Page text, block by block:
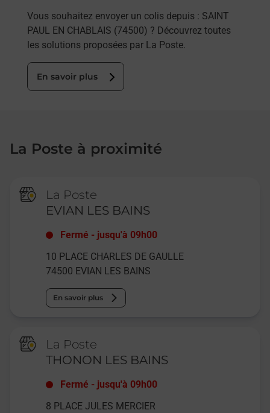
Vous souhaitez envoyer un colis depuis : SAINT
PAUL EN CHABLAIS (74500) ? Découvrez toutes
les solutions proposées par La Poste.
En savoir plus
La Poste à proximité
La Poste
EVIAN LES BAINS
Fermé - jusqu'à 09h00
10 PLACE CHARLES DE GAULLE
74500 EVIAN LES BAINS
En savoir plus
La Poste
THONON LES BAINS
Fermé - jusqu'à 09h00
8 PLACE JULES MERCIER